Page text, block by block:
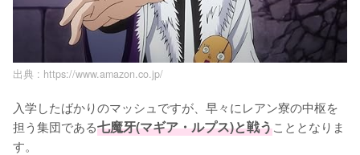
出典 : https://www.amazon.co.jp/
入学したばかりのマッシュですが、早々にレアン寮の中枢を
担う集団である七魔牙(マギア・ルプス)と戦うこととなりま
す。